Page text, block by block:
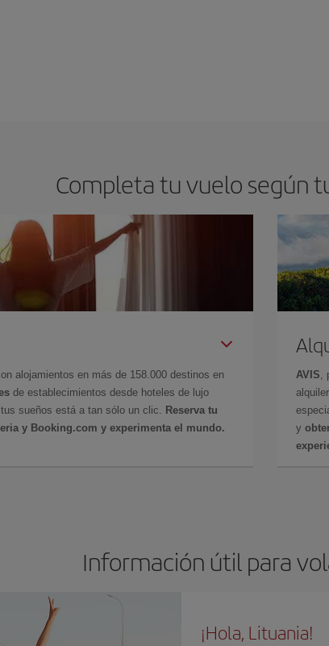
Completa tu vuelo según
alojamientos en más de 158.000 destinos en
de establecimientos desde hoteles de lujo
sueños está a tan sólo un clic.
Reserva tu
y Booking.com y experimenta el mundo.
AVIS
y
Información útil para
¡Hola, Lituania!